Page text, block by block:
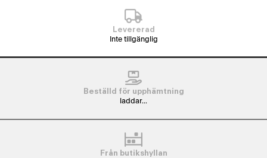
Levererad
Inte tillgänglig
Beställd för upphämtning
laddar...
Från butikshyllan